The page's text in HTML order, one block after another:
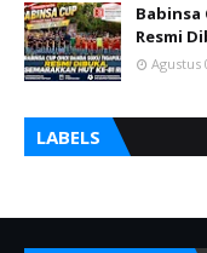
Babinsa
Resmi
Agustus
LABELS